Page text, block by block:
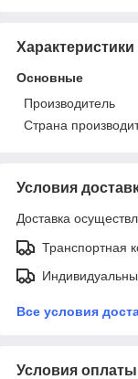
Характеристики
Основные
Производитель
Страна
Условия
Доставка
Транспортная
Все условия
Условия оплаты